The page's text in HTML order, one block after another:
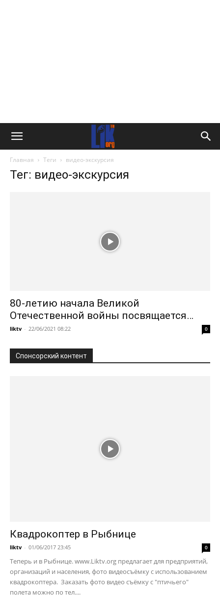
Главная Теги видео-экскурсия
Тег: видео-экскурсия
80-летию начала Великой
Отечественной войны посвящается…
liktv - 22/06/2021 08:22 0
Спонсорский контент
Квадрокоптер в Рыбнице
liktv - 01/06/2017 23:45 0
Теперь и в Рыбнице. www.Liktv.org предлагает для предприятий,
организаций и населения, фото видеосъёмку с использованием
квадрокоптера. Заказать фото видео съёмку с "птичьего"
полета можно по тел....